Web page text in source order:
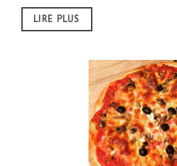
LIRE PLUS